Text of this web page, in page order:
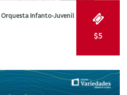
Infanto-Juvenil
$5